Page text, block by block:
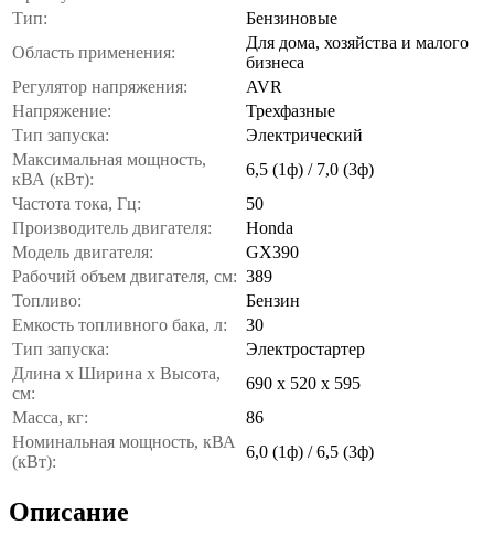
Тип:
Бензиновые
Область применения:
Для дома, хозяйства и малого
бизнеса
Регулятор напряжения:
AVR
Напряжение:
Трехфазные
Тип запуска:
Электрический
Максимальная мощность,
кВА (кВт):
6,5 (1ф) / 7,0 (3ф)
Частота тока, Гц:
50
Производитель двигателя:
Honda
Модель двигателя:
GX390
Рабочий объем двигателя, см: 389
Топливо:
Бензин
Емкость топливного бака, л:
30
Тип запуска:
Электростартер
Длина х Ширина х Высота,
см:
690 x 520 x 595
Масса, кг:
86
Номинальная мощность, кВА
(кВт):
6,0 (1ф) / 6,5 (3ф)
Описание